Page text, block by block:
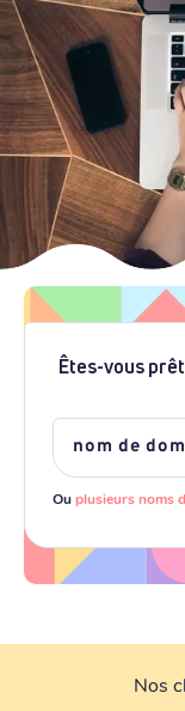
Êtes-vous
Ouplusieurs noms
Nos